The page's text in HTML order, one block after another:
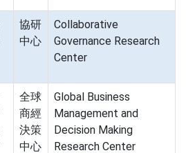
協研
中心
Collaborative
Governance Research
Center
全球
商經
決策
中心
Global Business
Management and
Decision Making
Research Center